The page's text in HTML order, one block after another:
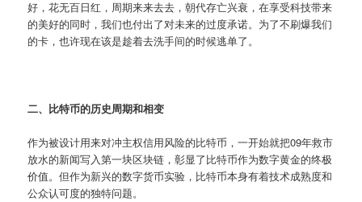
好，花无百日红，周期来来去去，朝代存亡兴衰，在享受科技带来
的美好的同时，我们也付出了对未来的过度承诺。为了不刷爆我们
的卡，也许现在该是趁着去洗手间的时候逃单了。
二、比特币的历史周期和相变
作为被设计用来对冲主权信用风险的比特币，一开始就把09年救市
放水的新闻写入第一块区块链，彰显了比特币作为数字黄金的终极
价值。但作为新兴的数字货币实验，比特币本身有着技术成熟度和
公众认可度的独特问题。